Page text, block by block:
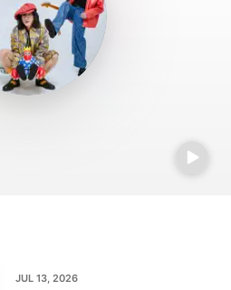
Apple Music
JUL 13, 2026